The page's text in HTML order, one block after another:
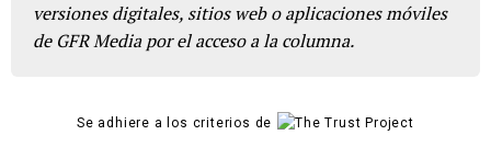
versiones digitales, sitios web o aplicaciones móviles
de GFR Media por el acceso a la columna.
Se adhiere a los criterios de